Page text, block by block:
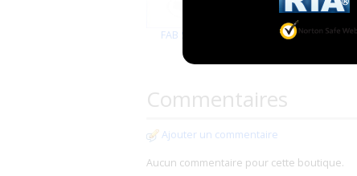
FAB SENSE Forsite
Commentaires
Ajouter un commentaire
Aucun commentaire pour cette boutique.